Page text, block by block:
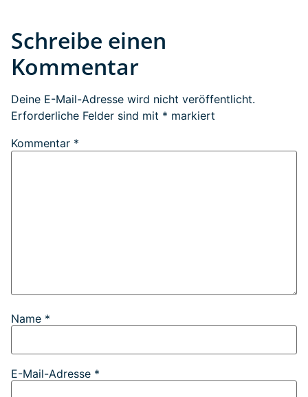
Schreibe einen
Kommentar
Deine E-Mail-Adresse wird nicht veröffentlicht.
Erforderliche Felder sind mit * markiert
Kommentar *
Name *
E-Mail-Adresse *